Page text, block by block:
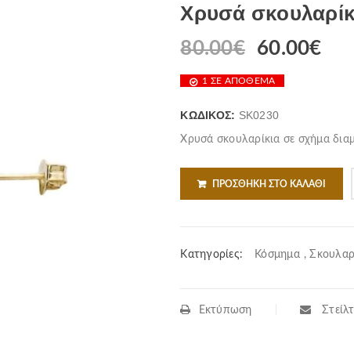
Χρυσά
80.00€ 60.00€
1 ΣΕ ΑΠΌΘΕΜΑ
ΚΩΔΙΚΌΣ: SK0230
Χρυσά σκουλαρίκια σε σχήμα
ΠΡΟΣΘΉΚΗ ΣΤΟ ΚΑΛΆΘΙ
Κατηγορίες: Κόσμημα ,
Εκτύπωση